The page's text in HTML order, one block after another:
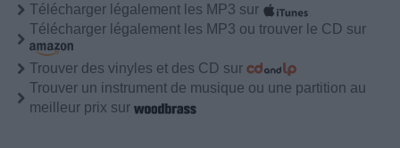
Télécharger légalement les MP3 sur
Télécharger légalement les MP3 ou trouver le CD sur
Trouver des vinyles et des CD sur
Trouver un instrument de musique ou une partition au
meilleur prix sur